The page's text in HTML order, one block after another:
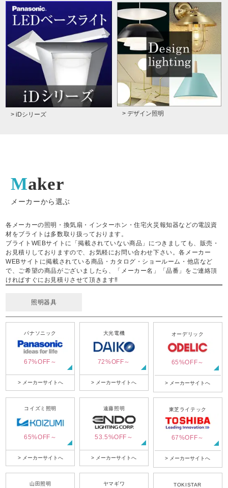
> iDシリーズ > デザイン照明
Maker
メーカーから選ぶ
各メーカーの照明・換気扇・インターホン・住宅火災報知器などの電設資
材をブライトは多数取り扱っております。
ブライトWEBサイトに「掲載されていない商品」につきましても、販売・
お見積りしておりますので、お気軽にお問い合わせ下さい。各メーカー
WEBサイトに掲載されている商品・カタログ・ショールーム・他店など
で、ご希望の商品がございましたら、「メーカー名」「品番」をご連絡頂
ければすぐにお見積りさせて頂きます‼
照明器具
パナソニック
67%OFF～
> メーカーサイトへ
大光電機
72%OFF～
> メーカーサイトへ
オーデリック
65%OFF～
> メーカーサイトへ
コイズミ照明
65%OFF～
> メーカーサイトへ
遠藤照明
53.5%OFF～
> メーカーサイトへ
東芝ライテック
67%OFF～
> メーカーサイトへ
山田照明 ヤマギワ TOKISTAR